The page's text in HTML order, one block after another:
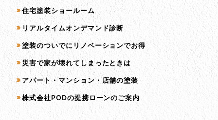
住宅塗装ショールーム
リアルタイムオンデマンド診断
塗装のついでにリノベーションでお得
災害で家が壊れてしまったときは
アパート・マンション・店舗の塗装
株式会社PODの提携ローンのご案内